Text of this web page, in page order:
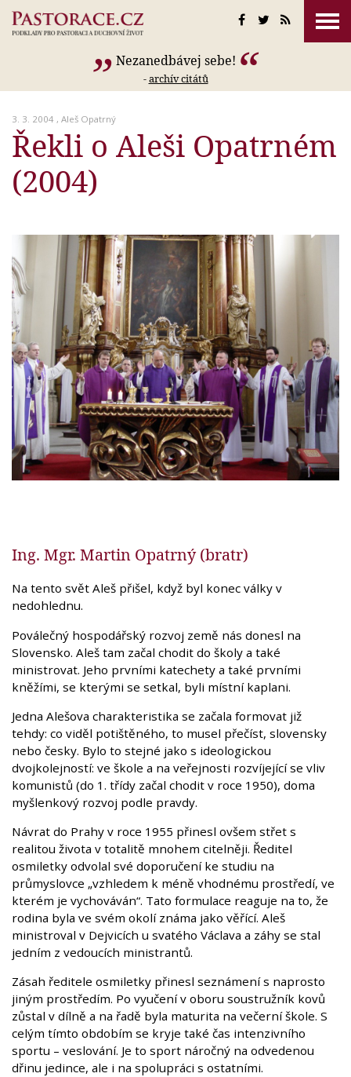
Nezanedbávej sebe!
-archív citátů
3. 3. 2004 , Aleš Opatrný
Řekli o Aleši Opatrném
(2004)
Ing. Mgr. Martin Opatrný (bratr)
Na tento svět Aleš přišel, když byl konec války v
nedohlednu.
Poválečný hospodářský rozvoj země nás donesl na
Slovensko. Aleš tam začal chodit do školy a také
ministrovat. Jeho prvními katechety a také prvními
kněžími, se kterými se setkal, byli místní kaplani.
Jedna Alešova charakteristika se začala formovat již
tehdy: co viděl potištěného, to musel přečíst, slovensky
nebo česky. Bylo to stejné jako s ideologickou
dvojkolejností: ve škole a na veřejnosti rozvíjející se vliv
komunistů (do 1. třídy začal chodit v roce 1950), doma
myšlenkový rozvoj podle pravdy.
Návrat do Prahy v roce 1955 přinesl ovšem střet s
realitou života v totalitě mnohem citelněji. Ředitel
osmiletky odvolal své doporučení ke studiu na
průmyslovce „vzhledem k méně vhodnému prostředí, ve
kterém je vychováván“. Tato formulace reaguje na to, že
rodina byla ve svém okolí známa jako věřící. Aleš
ministroval v Dejvicích u svatého Václava a záhy se stal
jedním z vedoucích ministrantů.
Zásah ředitele osmiletky přinesl seznámení s naprosto
jiným prostředím. Po vyučení v oboru soustružník kovů
zůstal v dílně a na řadě byla maturita na večerní škole. S
celým tímto obdobím se kryje také čas intenzivního
sportu – veslování. Je to sport náročný na odvedenou
dřinu jedince, ale i na spolupráci s ostatními.